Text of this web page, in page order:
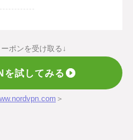
ポンを受け取る↓
試してみる
＞